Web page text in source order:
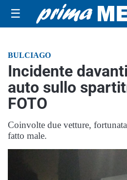
☰
BULCIAGO
Incidente
auto sullo
FOTO
Coinvolte due vetture,
fatto male.